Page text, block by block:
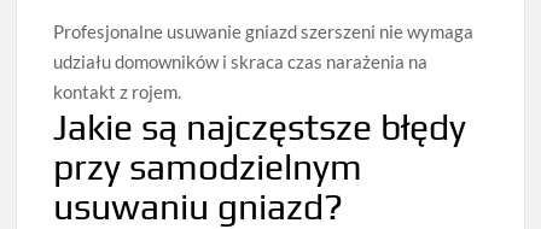
Profesjonalne usuwanie gniazd szerszeni nie wymaga
udziału domowników i skraca czas narażenia na
kontakt z rojem.
Jakie są najczęstsze błędy
przy samodzielnym
usuwaniu gniazd?